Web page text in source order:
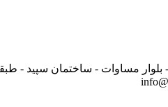
مساوات - ساختمان سپید -